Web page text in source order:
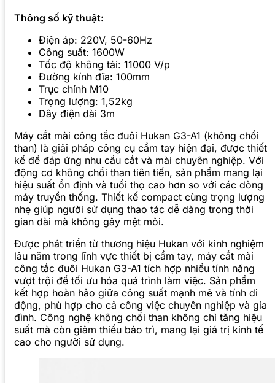
Thông số kỹ thuật:
Điện áp: 220V, 50-60Hz
Công suất: 1600W
Tốc độ không tải: 11000 V/p
Đường kính đĩa: 100mm
Trục chính M10
Trọng lượng: 1,52kg
Dây điện dài 3m
Máy cắt mài công tắc đuôi Hukan G3-A1 (không chổi
than) là giải pháp công cụ cầm tay hiện đại, được thiết
kế để đáp ứng nhu cầu cắt và mài chuyên nghiệp. Với
động cơ không chổi than tiên tiến, sản phẩm mang lại
hiệu suất ổn định và tuổi thọ cao hơn so với các dòng
máy truyền thống. Thiết kế compact cùng trọng lượng
nhẹ giúp người sử dụng thao tác dễ dàng trong thời
gian dài mà không gây mệt mỏi.
Được phát triển từ thương hiệu Hukan với kinh nghiệm
lâu năm trong lĩnh vực thiết bị cầm tay, máy cắt mài
công tắc đuôi Hukan G3-A1 tích hợp nhiều tính năng
vượt trội để tối ưu hóa quá trình làm việc. Sản phẩm
kết hợp hoàn hảo giữa công suất mạnh mẽ và tính di
động, phù hợp cho cả công việc chuyên nghiệp và gia
đình. Công nghệ không chổi than không chỉ tăng hiệu
suất mà còn giảm thiểu bảo trì, mang lại giá trị kinh tế
cao cho người sử dụng.